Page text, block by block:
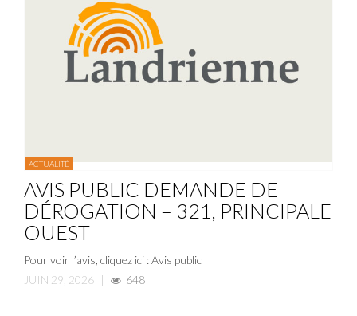
ACTUALITÉ
AVIS PUBLIC DEMANDE DE
DÉROGATION – 321, PRINCIPALE
OUEST
Pour voir l’avis, cliquez ici : Avis public
JUIN 29, 2026 | 648